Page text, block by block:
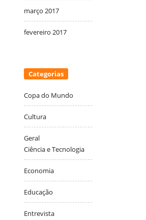
março 2017
fevereiro 2017
Categorias
Copa do Mundo
Cultura
Geral
Ciência e Tecnologia
Economia
Educação
Entrevista